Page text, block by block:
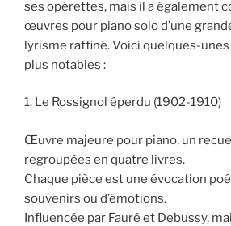
ses opérettes, mais il a également
œuvres pour piano solo d’une
lyrisme raffiné. Voici quelques-
plus notables :
1. Le Rossignol éperdu (1902-1910)
Œuvre majeure pour piano, un
regroupées en quatre livres.
Chaque pièce est une évocation
souvenirs ou d’émotions.
Influencée par Fauré et Debussy,